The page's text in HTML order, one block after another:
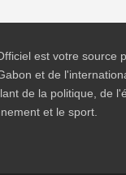
est votre source
et de
de la politique, de
et le sport.